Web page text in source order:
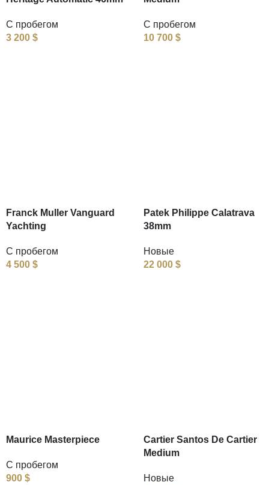
С пробегом
3 200 $
С пробегом
10 700 $
Franck Muller Vanguard
Yachting
С пробегом
4 500 $
Patek Philippe Calatrava
38mm
Новые
22 000 $
Maurice Masterpiece
С пробегом
900 $
Cartier Santos De Cartier
Medium
Новые